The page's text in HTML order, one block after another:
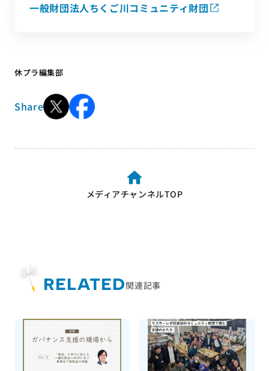
一般財団法人ちくご川コミュニティ財団
休プラ編集部
Share
メディアチャンネルTOP
RELATED関連記事